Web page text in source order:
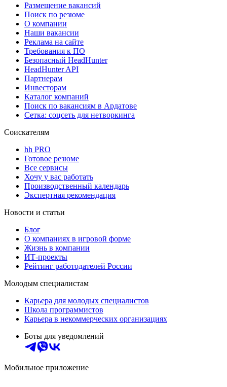
Размещение вакансий
Поиск по резюме
О компании
Наши вакансии
Реклама на сайте
Требования к ПО
Безопасный HeadHunter
HeadHunter API
Партнерам
Инвесторам
Каталог компаний
Поиск по вакансиям в Ардатове
Сетка: соцсеть для нетворкинга
Соискателям
hh PRO
Готовое резюме
Все сервисы
Хочу у вас работать
Производственный календарь
Экспертная рекомендация
Новости и статьи
Блог
О компаниях в игровой форме
Жизнь в компании
ИТ-проекты
Рейтинг работодателей России
Молодым специалистам
Карьера для молодых специалистов
Школа программистов
Карьера в некоммерческих организациях
Боты для уведомлений
Мобильное приложение